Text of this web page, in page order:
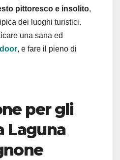
pittoresco e insolito,
dei luoghi turistici.
una sana ed
, e fare il pieno di
per gli
Laguna